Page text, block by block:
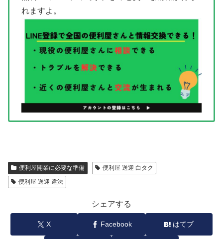
れますよ。
便利屋開業に必要な準備
便利屋 送迎 白タク
便利屋 送迎 違法
シェアする
X Facebook はてブ